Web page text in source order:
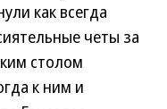
как всегда
четы за
столом
к ним и